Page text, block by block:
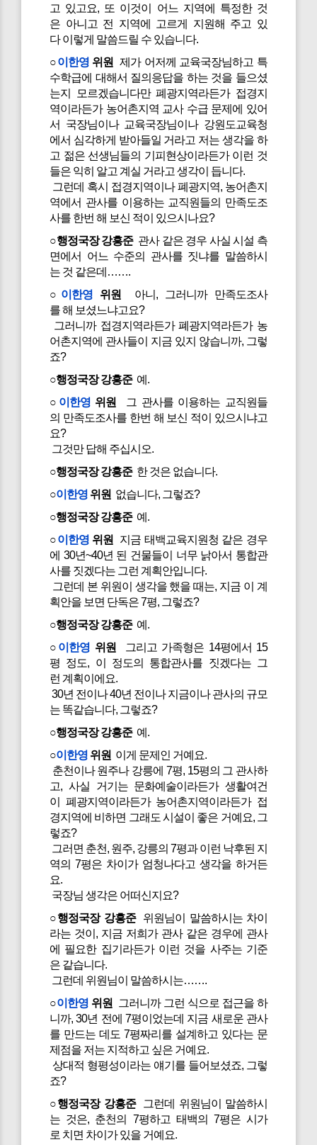
고 있고요, 또 이것이 어느 지역에 특정한 것
은 아니고 전 지역에 고르게 지원해 주고 있
다 이렇게 말씀드릴 수 있습니다.
○이한영위원
제가 어저께 교육국장님하고 특
수학급에 대해서 질의응답을 하는 것을 들으셨
는지 모르겠습니다만 폐광지역라든가 접경지
역이라든가 농어촌지역 교사 수급 문제에 있어
서 국장님이나 교육국장님이나 강원도교육청
에서 심각하게 받아들일 거라고 저는 생각을 하
고 젊은 선생님들의 기피현상이라든가 이런 것
들은 익히 알고 계실 거라고 생각이 듭니다.
그런데 혹시 접경지역이나 폐광지역, 농어촌지
역에서 관사를 이용하는 교직원들의 만족도조
사를 한번 해 보신 적이 있으시나요?
○행정국장 강흥준관사 같은 경우 사실 시설 측
면에서 어느 수준의 관사를 짓냐를 말씀하시
는 것 같은데…….
○ 이한영위원 아니, 그러니까 만족도조사
를 해 보셨느냐고요?
그러니까 접경지역라든가 폐광지역라든가 농
어촌지역에 관사들이 지금 있지 않습니까, 그렇
죠?
○행정국장 강흥준예.
○ 이한영위원
그 관사를 이용하는 교직원들
의 만족도조사를 한번 해 보신 적이 있으시냐고
요?
그것만 답해 주십시오.
○행정국장 강흥준한 것은 없습니다.
○이한영 위원 없습니다, 그렇죠?
○행정국장 강흥준예.
○이한영위원
지금 태백교육지원청 같은 경우
에 30년~40년 된 건물들이 너무 낡아서 통합관
사를 짓겠다는 그런 계획안입니다.
그런데 본 위원이 생각을 했을 때는, 지금 이 계
획안을 보면 단독은 7평, 그렇죠?
○행정국장 강흥준예.
○ 이한영 위원
그리고 가족형은 14평에서 15
평 정도, 이 정도의 통합관사를 짓겠다는 그
런 계획이에요.
30년 전이나 40년 전이나 지금이나 관사의 규모
는 똑같습니다, 그렇죠?
○행정국장 강흥준예.
○이한영 위원 이게 문제인 거예요.
춘천이나 원주나 강릉에 7평, 15평의 그 관사하
고, 사실 거기는 문화예술이라든가 생활여건
이 폐광지역이라든가 농어촌지역이라든가 접
경지역에 비하면 그래도 시설이 좋은 거예요, 그
렇죠?
그러면 춘천, 원주, 강릉의 7평과 이런 낙후된 지
역의 7평은 차이가 엄청나다고 생각을 하거든
요.
국장님 생각은 어떠신지요?
○행정국장 강흥준위원님이 말씀하시는 차이
라는 것이, 지금 저희가 관사 같은 경우에 관사
에 필요한 집기라든가 이런 것을 사주는 기준
은 같습니다.
그런데 위원님이 말씀하시는…….
○이한영 위원
그러니까 그런 식으로 접근을 하
니까, 30년 전에 7평이었는데 지금 새로운 관사
를 만드는 데도 7평짜리를 설계하고 있다는 문
제점을 저는 지적하고 싶은 거예요.
상대적 형평성이라는 얘기를 들어보셨죠, 그렇
죠?
○행정국장 강흥준그런데 위원님이 말씀하시
는 것은, 춘천의 7평하고 태백의 7평은 시가
로 치면 차이가 있을 거예요.